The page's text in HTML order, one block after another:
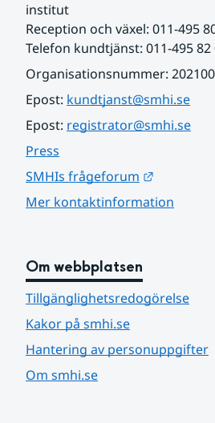
institut
Reception och växel: 011-495
Telefon kundtjänst: 011-495 82
Organisationsnummer:
Epost: kundtjanst@smhi.se
Epost: registrator@smhi.se
Press
SMHIs frågeforum
Mer kontaktinformation
Om webbplatsen
Tillgänglighetsredogörelse
Kakor på smhi.se
Hantering av personuppgifter
Om smhi.se